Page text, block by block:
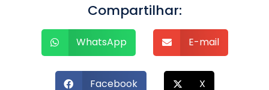
Compartilhar:
WhatsApp E-mail
Facebook X